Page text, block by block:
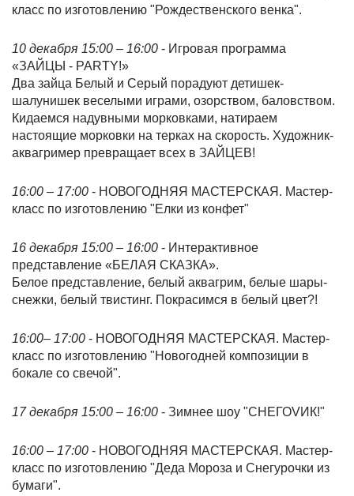
класс по изготовлению "Рождественского венка".
10 декабря 15:00 – 16:00 - Игровая программа
«ЗАЙЦЫ - PARTY!»
Два зайца Белый и Серый порадуют детишек-
шалунишек веселыми играми, озорством, баловством.
Кидаемся надувными морковками, натираем
настоящие морковки на терках на скорость. Художник-
аквагример превращает всех в ЗАЙЦЕВ!
16:00 – 17:00 - НОВОГОДНЯЯ МАСТЕРСКАЯ. Мастер-
класс по изготовлению "Елки из конфет"
16 декабря 15:00 – 16:00 - Интерактивное
представление «БЕЛАЯ СКАЗКА».
Белое представление, белый аквагрим, белые шары-
снежки, белый твистинг. Покрасимся в белый цвет?!
16:00– 17:00 - НОВОГОДНЯЯ МАСТЕРСКАЯ. Мастер-
класс по изготовлению "Новогодней композиции в
бокале со свечой".
17 декабря 15:00 – 16:00 - Зимнее шоу "СНЕГОVИК!"
16:00 – 17:00 - НОВОГОДНЯЯ МАСТЕРСКАЯ. Мастер-
класс по изготовлению "Деда Мороза и Снегурочки из
бумаги".